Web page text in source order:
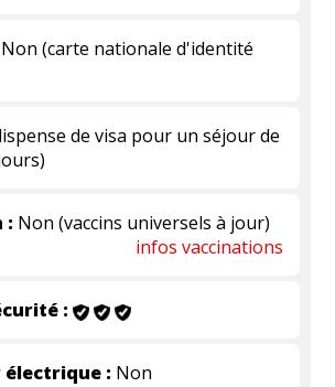
Non (carte nationale d'identité
de visa pour un séjour de
: Non (vaccins universels à jour)
infos vaccinations
:
: Non